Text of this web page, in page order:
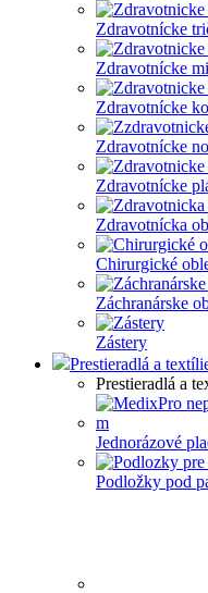
Zdravotnícke
Zdravotnícke
Zdravotnícke
Zdravotnícke
Zdravotnícke
Zdravotnícka
Chirurgické
Záchranárske
Zástery
Prestieradlá a
Prestieradlá a
Jednorázové
Podložky pod